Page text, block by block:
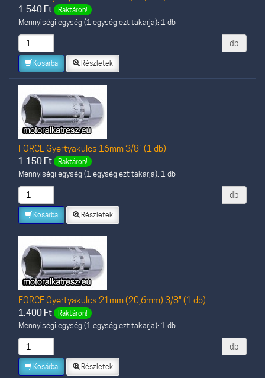
1.540 Ft Raktáron!
Mennyiségi egység (1 egység ezt takarja): 1 db
db
Kosárba Részletek
FORCE Gyertyakulcs 16mm 3/8" (1 db)
1.150 Ft Raktáron!
Mennyiségi egység (1 egység ezt takarja): 1 db
db
Kosárba Részletek
FORCE Gyertyakulcs 21mm (20,6mm) 3/8" (1 db)
1.400 Ft Raktáron!
Mennyiségi egység (1 egység ezt takarja): 1 db
db
Kosárba Részletek